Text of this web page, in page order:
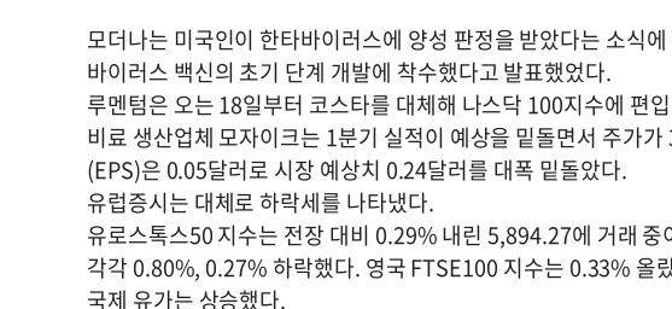
모더나는 미국인이 한타바이러스에 양성 판정을 받았다는 소식
바이러스 백신의 초기 단계 개발에 착수했다고 발표했었다.
루멘텀은 오는 18일부터 코스타를 대체해 나스닥 100지수에 편
비료 생산업체 모자이크는 1분기 실적이 예상을 밑돌면서 주가
(EPS)은 0.05달러로 시장 예상치 0.24달러를 대폭 밑돌았다.
유럽증시는 대체로 하락세를 나타냈다.
유로스톡스50 지수는 전장 대비 0.29% 내린 5,894.27에 거래 중
각각 0.80%, 0.27% 하락했다. 영국 FTSE100 지수는 0.33% 올
국제 유가는 상승했다.